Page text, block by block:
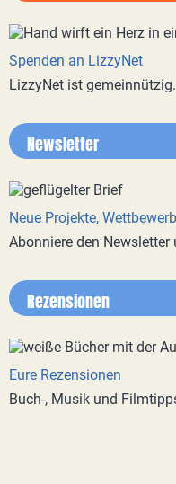
Spenden an LizzyNet
LizzyNet ist
Newsletter
Neue Projekte,
Abonniere den
Rezensionen
Eure Rezensionen
Buch-, Musik und